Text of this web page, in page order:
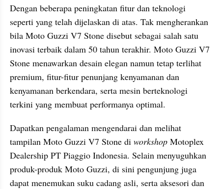
Dengan beberapa peningkatan fitur dan teknologi
seperti yang telah dijelaskan di atas. Tak mengherankan
bila Moto Guzzi V7 Stone disebut sebagai salah satu
inovasi terbaik dalam 50 tahun terakhir. Moto Guzzi V7
Stone menawarkan desain elegan namun tetap terlihat
premium, fitur-fitur penunjang kenyamanan dan
kenyamanan berkendara, serta mesin berteknologi
terkini yang membuat performanya optimal.
Dapatkan pengalaman mengendarai dan melihat
tampilan Moto Guzzi V7 Stone di workshop Motoplex
Dealership PT Piaggio Indonesia. Selain menyuguhkan
produk-produk Moto Guzzi, di sini pengunjung juga
dapat menemukan suku cadang asli, serta aksesori dan